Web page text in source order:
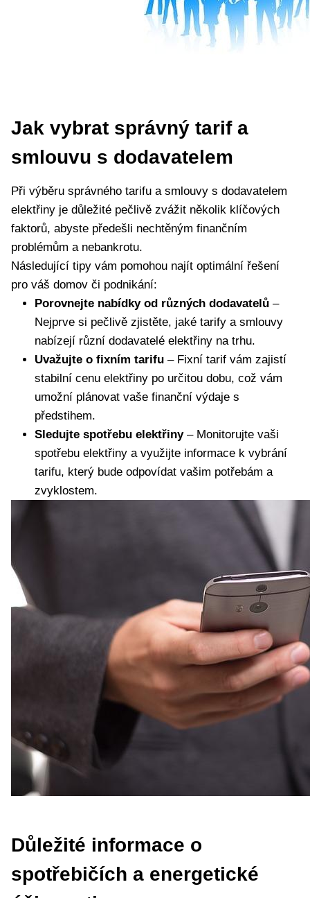
Jak vybrat správný tarif a
smlouvu s dodavatelem
Při výběru správného tarifu a smlouvy s dodavatelem
elektřiny je důležité pečlivě zvážit několik klíčových
faktorů, abyste předešli nechtěným finančním
problémům a nebankrotu.
Následující tipy vám pomohou najít optimální řešení
pro váš domov či podnikání:
Porovnejte nabídky od různých dodavatelů –
Nejprve si pečlivě zjistěte, jaké tarify a smlouvy
nabízejí různí dodavatelé elektřiny na trhu.
Uvažujte o fixním tarifu – Fixní tarif vám zajistí
stabilní cenu elektřiny po určitou dobu, což vám
umožní plánovat vaše finanční výdaje s
předstihem.
Sledujte spotřebu elektřiny– Monitorujte vaši
spotřebu elektřiny a využijte informace k vybrání
tarifu, který bude odpovídat vašim potřebám a
zvyklostem.
Důležité informace o
spotřebičích a energetické